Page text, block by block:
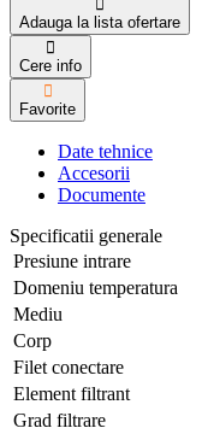
Adauga la lista ofertare
Cere info
Favorite
Date tehnice
Accesorii
Documente
Specificatii generale
Presiune intrare
Domeniu temperatura
Mediu
Corp
Filet conectare
Element filtrant
Grad filtrare